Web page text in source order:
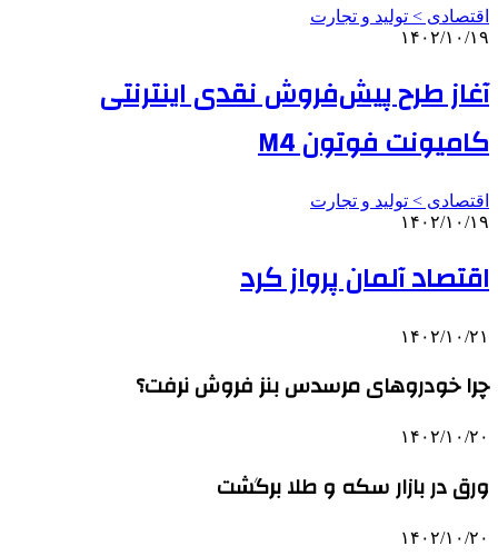
اقتصادی > تولید و تجارت
۱۴۰۲/۱۰/۱۹
آغاز طرح پیش‌فروش نقدی اینترنتی
کامیونت فوتون M4
اقتصادی > تولید و تجارت
۱۴۰۲/۱۰/۱۹
اقتصاد آلمان پرواز کرد
۱۴۰۲/۱۰/۲۱
چرا خودروهای مرسدس بنز فروش نرفت؟
۱۴۰۲/۱۰/۲۰
ورق در بازار سکه و طلا برگشت
۱۴۰۲/۱۰/۲۰